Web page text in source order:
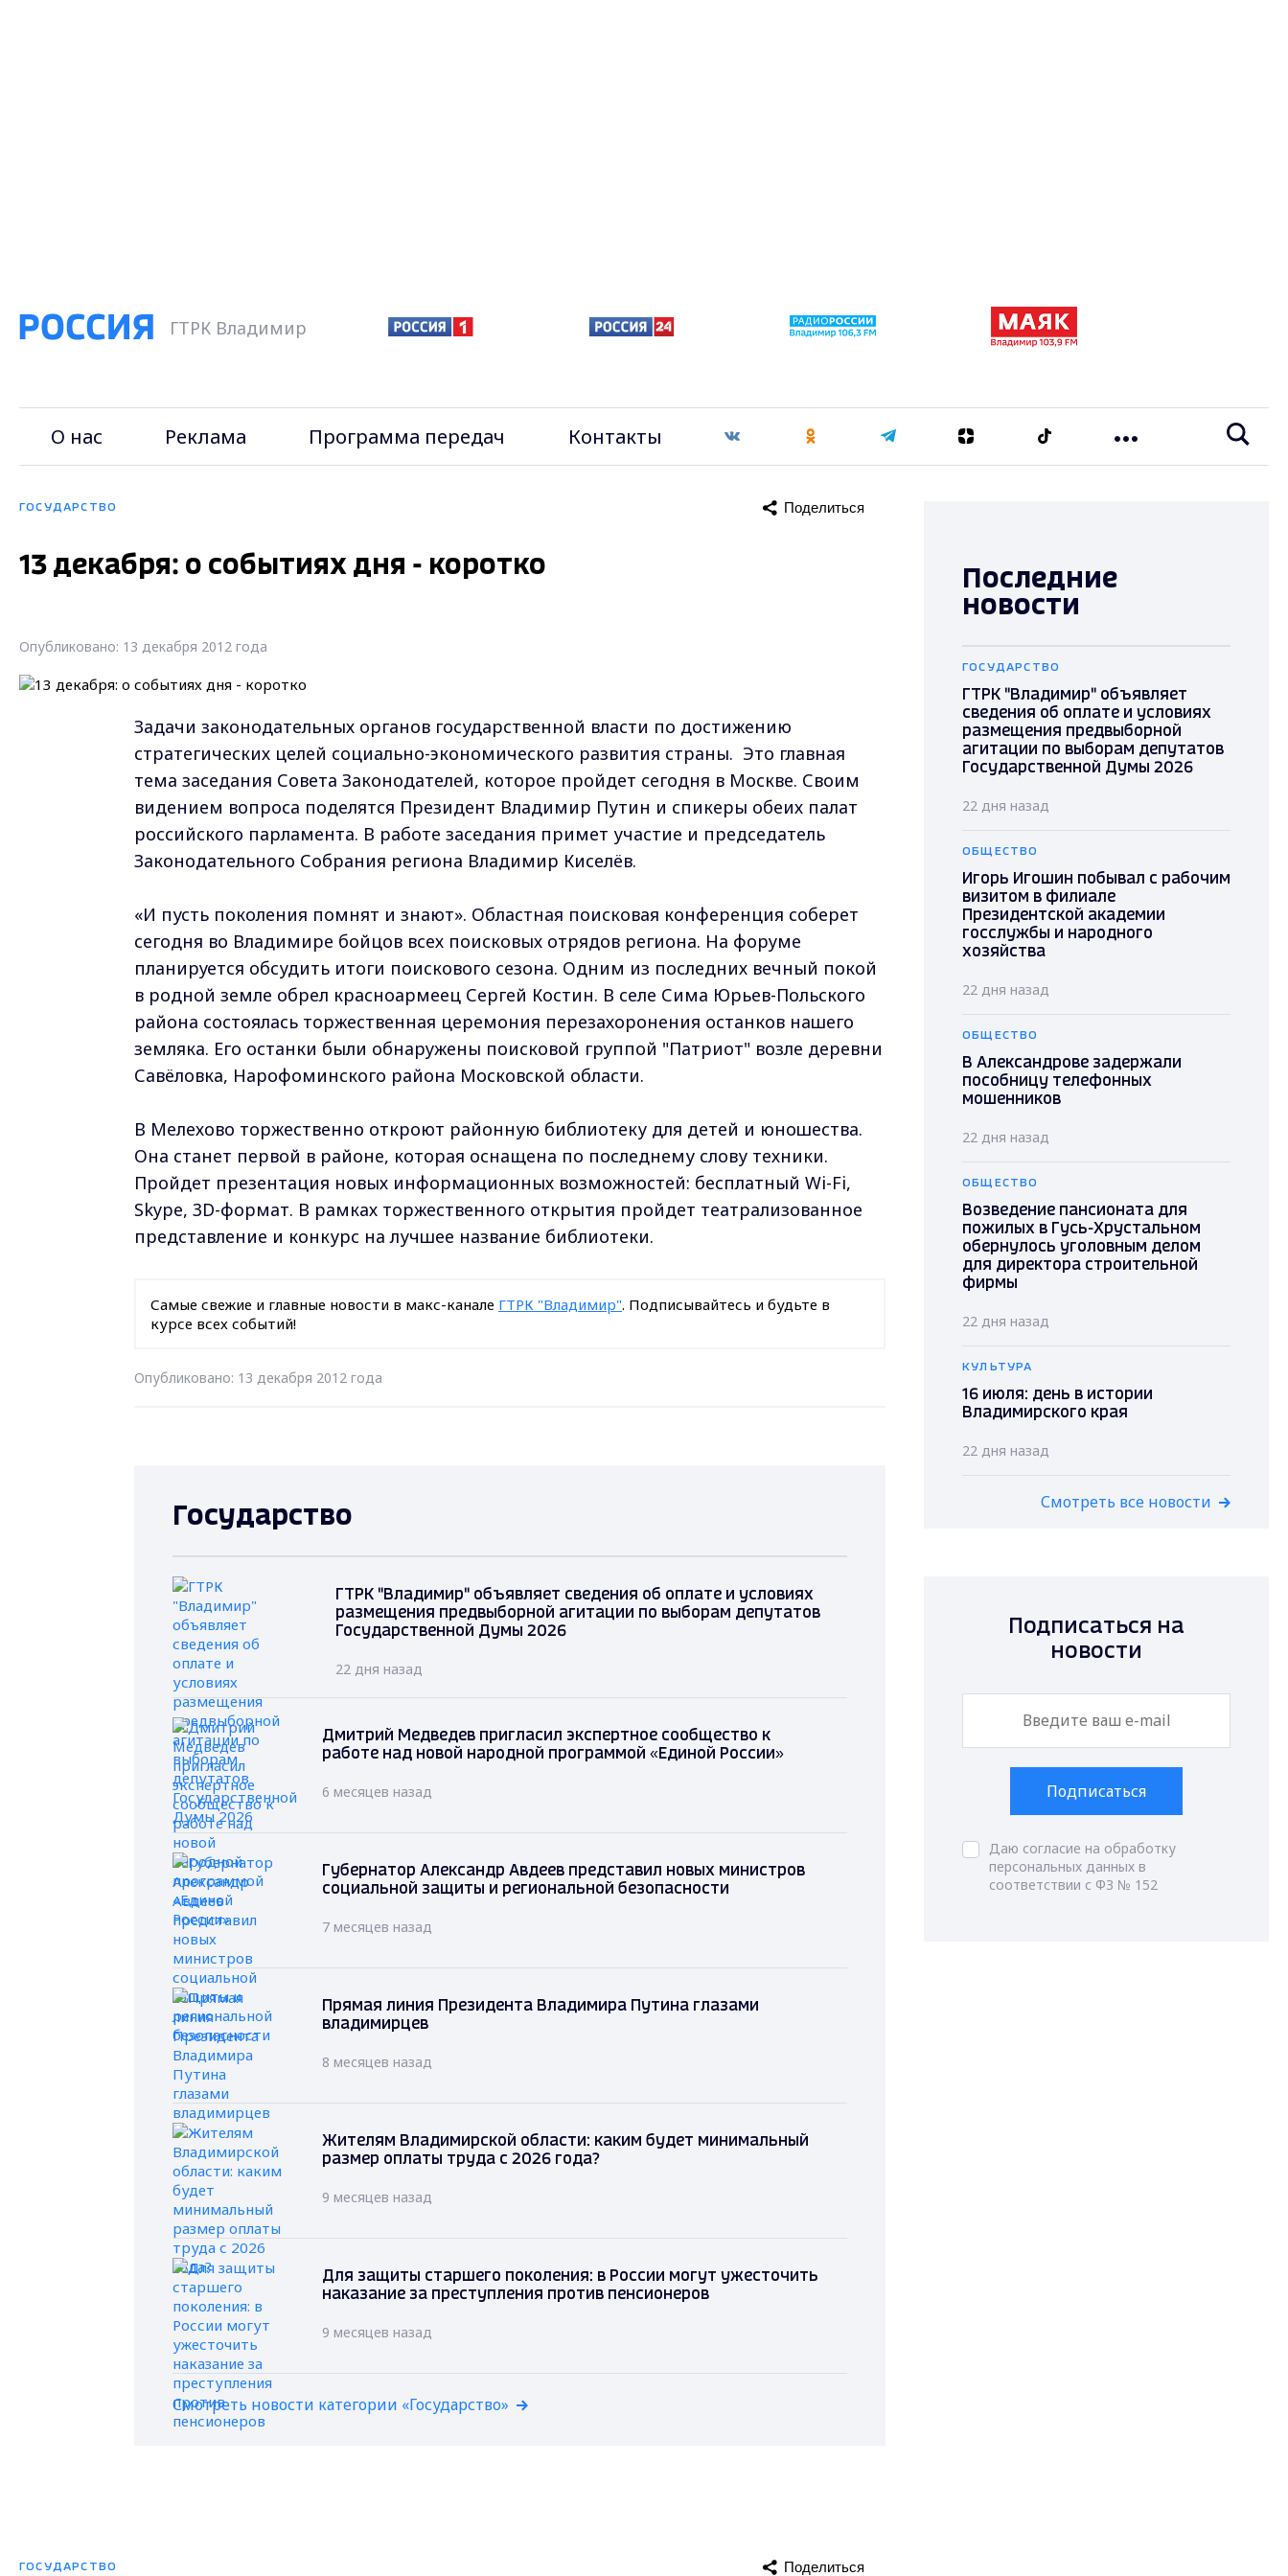
ГТРК Владимир
О нас Реклама Программа передач Контакты
ГОСУДАРСТВО Поделиться
13 декабря: о событиях дня - коротко
Опубликовано: 13 декабря 2012 года
Задачи законодательных органов государственной власти по достижению
стратегических целей социально-экономического развития страны. Это главная
тема заседания Совета Законодателей, которое пройдет сегодня в Москве. Своим
видением вопроса поделятся Президент Владимир Путин и спикеры обеих палат
российского парламента. В работе заседания примет участие и председатель
Законодательного Собрания региона Владимир Киселёв.
«И пусть поколения помнят и знают». Областная поисковая конференция соберет
сегодня во Владимире бойцов всех поисковых отрядов региона. На форуме
планируется обсудить итоги поискового сезона. Одним из последних вечный покой
в родной земле обрел красноармеец Сергей Костин. В селе Сима Юрьев-Польского
района состоялась торжественная церемония перезахоронения останков нашего
земляка. Его останки были обнаружены поисковой группой "Патриот" возле деревни
Савёловка, Нарофоминского района Московской области.
В Мелехово торжественно откроют районную библиотеку для детей и юношества.
Она станет первой в районе, которая оснащена по последнему слову техники.
Пройдет презентация новых информационных возможностей: бесплатный Wi-Fi,
Skype, 3D-формат. В рамках торжественного открытия пройдет театрализованное
представление и конкурс на лучшее название библиотеки.
Самые свежие и главные новости в макс-канале ГТРК "Владимир". Подписывайтесь и будьте в
курсе всех событий!
Опубликовано: 13 декабря 2012 года
Государство
ГТРК "Владимир" объявляет сведения об оплате и условиях
размещения предвыборной агитации по выборам депутатов
Государственной Думы 2026
22 дня назад
Дмитрий Медведев пригласил экспертное сообщество к
работе над новой народной программой «Единой России»
6 месяцев назад
Губернатор Александр Авдеев представил новых министров
социальной защиты и региональной безопасности
7 месяцев назад
Прямая линия Президента Владимира Путина глазами
владимирцев
8 месяцев назад
Жителям Владимирской области: каким будет минимальный
размер оплаты труда с 2026 года?
9 месяцев назад
Для защиты старшего поколения: в России могут ужесточить
наказание за преступления против пенсионеров
9 месяцев назад
Смотреть новости категории «Государство»
ГОСУДАРСТВО Поделиться
Последние
новости
ГОСУДАРСТВО
ГТРК "Владимир" объявляет
сведения об оплате и условиях
размещения предвыборной
агитации по выборам депутатов
Государственной Думы 2026
22 дня назад
ОБЩЕСТВО
Игорь Игошин побывал с рабочим
визитом в филиале
Президентской академии
госслужбы и народного
хозяйства
22 дня назад
ОБЩЕСТВО
В Александрове задержали
пособницу телефонных
мошенников
22 дня назад
ОБЩЕСТВО
Возведение пансионата для
пожилых в Гусь-Хрустальном
обернулось уголовным делом
для директора строительной
фирмы
22 дня назад
КУЛЬТУРА
16 июля: день в истории
Владимирского края
22 дня назад
Смотреть все новости
Подписаться на
новости
Подписаться
Даю согласие на обработку
персональных данных в
соответствии с ФЗ № 152